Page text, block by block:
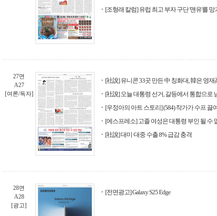
[조형래 칼럼] 유럽 최고 부자 구단 '맨유'를
27면
A27
[여론/독자]
[社說] 유니콘 33곳 만든 中 칭화대, 韓은 영재
[社說] 오늘 대통령 선거, 갈등에서 통합으로
[우정아의 아트 스토리] (584) 작가가 수프 끓
[에스프레소] 고졸 여성은 대통령 부인 될 수
[社說] 대미·대중 수출 8% 급감 충격
28면
A28
[광고]
[전면광고] Galaxy S25 Edge